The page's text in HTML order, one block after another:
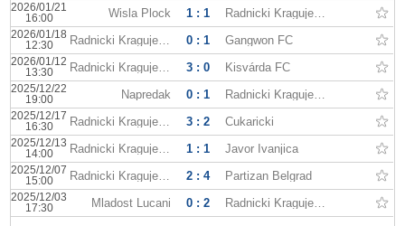
2026/01/21
16:00
Wisla Plock 1 : 1 Radnicki Kragujevac
2026/01/18
12:30
Radnicki Kragujevac 0 : 1 Gangwon FC
2026/01/12
13:30
Radnicki Kragujevac 3 : 0 Kisvárda FC
2025/12/22
19:00
Napredak 0 : 1 Radnicki Kragujevac
2025/12/17
16:30
Radnicki Kragujevac 3 : 2 Cukaricki
2025/12/13
14:00
Radnicki Kragujevac 1 : 1 Javor Ivanjica
2025/12/07
15:00
Radnicki Kragujevac 2 : 4 Partizan Belgrad
2025/12/03
17:30
Mladost Lucani 0 : 2 Radnicki Kragujevac